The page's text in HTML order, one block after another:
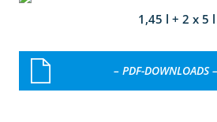
1,45 l + 2 x 5 l
– PDF-DOWNLOADS –